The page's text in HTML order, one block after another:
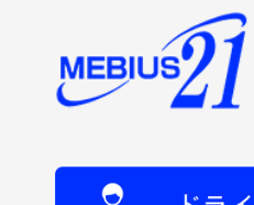
ホーム
プロフィール